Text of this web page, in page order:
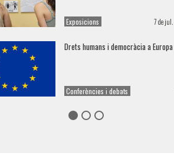
Exposicions 7 de jul.
Drets humans i democràcia a Europa
Conferències i debats